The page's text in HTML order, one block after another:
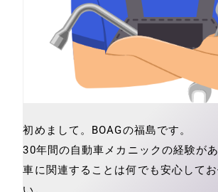
初めまして。BOAGの福島です。
30年間の自動車メカニックの経験があ
車に関連することは何でも安心して